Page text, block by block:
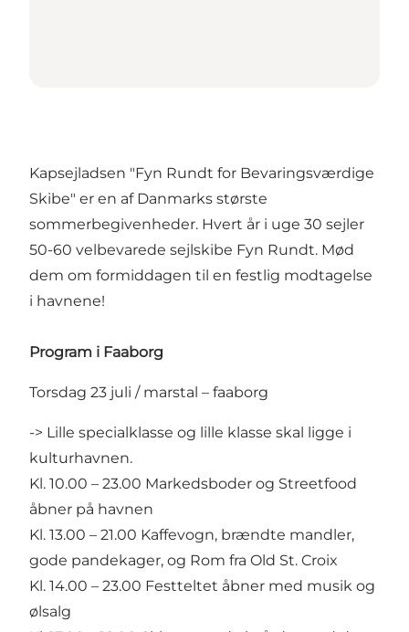
Kapsejladsen "Fyn Rundt for Bevaringsværdige
Skibe" er en af Danmarks største
sommerbegivenheder. Hvert år i uge 30 sejler
50-60 velbevarede sejlskibe Fyn Rundt. Mød
dem om formiddagen til en festlig modtagelse
i havnene!
Program i Faaborg
Torsdag 23 juli / marstal – faaborg
-> Lille specialklasse og lille klasse skal ligge i
kulturhavnen.
Kl. 10.00 – 23.00 Markedsboder og Streetfood
åbner på havnen
Kl. 13.00 – 21.00 Kaffevogn, brændte mandler,
gode pandekager, og Rom fra Old St. Croix
Kl. 14.00 – 23.00 Festteltet åbner med musik og
ølsalg